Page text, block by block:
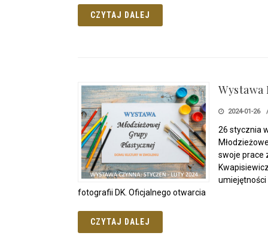
CZYTAJ DALEJ
Wystawa
2024-01-26
26 stycznia
swoje prace
umiejętności
fotografii DK. Oficjalnego otwarcia
CZYTAJ DALEJ